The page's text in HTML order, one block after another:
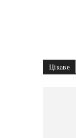
Цікаве